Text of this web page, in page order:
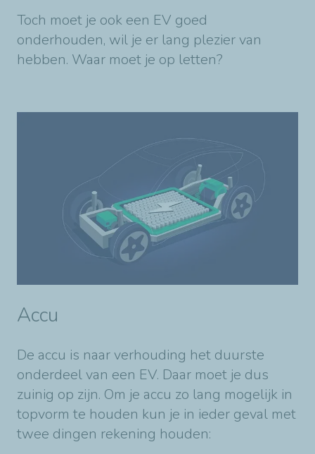
Toch moet je ook een EV goed
onderhouden, wil je er lang plezier van
hebben. Waar moet je op letten?
Accu
De accu is naar verhouding het duurste
onderdeel van een EV. Daar moet je dus
zuinig op zijn. Om je accu zo lang mogelijk in
topvorm te houden kun je in ieder geval met
twee dingen rekening houden: